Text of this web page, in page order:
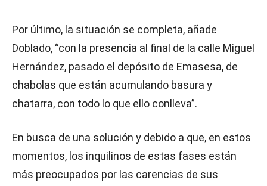
Por último, la situación se completa, añade
Doblado, “con la presencia al final de la calle Miguel
Hernández, pasado el depósito de Emasesa, de
chabolas que están acumulando basura y
chatarra, con todo lo que ello conlleva”.
En busca de una solución y debido a que, en estos
momentos, los inquilinos de estas fases están
más preocupados por las carencias de sus